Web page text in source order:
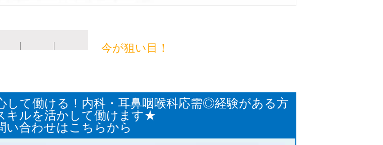
今が狙い目！
して働ける！内科・耳鼻咽喉科応需◎経験がある方
キルを活かして働けます★
い合わせはこちらから